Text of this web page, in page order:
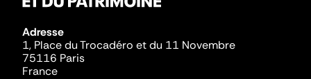
Adresse
1, Place du Trocadéro et du 11 Novembre
75116 Paris
France